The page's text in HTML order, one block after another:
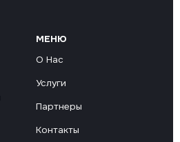
МЕНЮ
О Нас
Услуги
Партнеры
Контакты